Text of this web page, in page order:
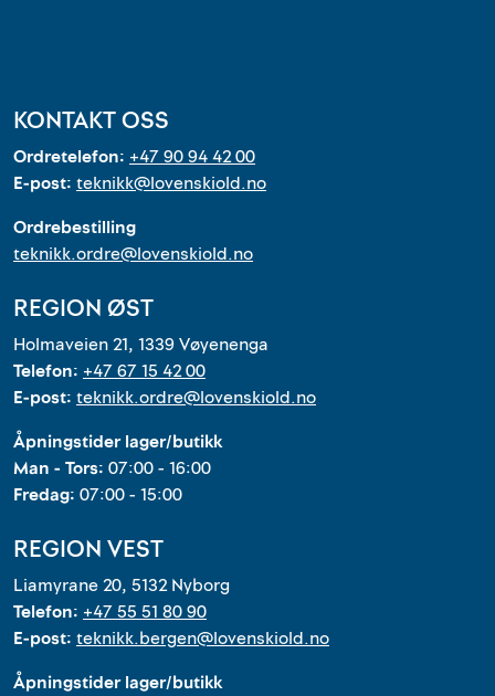
KONTAKT OSS
Ordretelefon: +47 90 94 42 00
E-post: teknikk@lovenskiold.no
Ordrebestilling
teknikk.ordre@lovenskiold.no
REGION ØST
Holmaveien 21, 1339 Vøyenenga
Telefon: +47 67 15 42 00
E-post: teknikk.ordre@lovenskiold.no
Åpningstider lager/butikk
Man - Tors: 07:00 - 16:00
Fredag: 07:00 - 15:00
REGION VEST
Liamyrane 20, 5132 Nyborg
Telefon: +47 55 51 80 90
E-post: teknikk.bergen@lovenskiold.no
Åpningstider lager/butikk